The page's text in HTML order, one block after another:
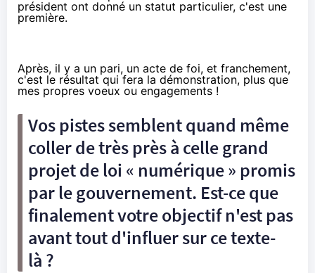
président ont donné un statut particulier, c'est une
première.
Après, il y a un pari, un acte de foi, et franchement,
c'est le résultat qui fera la démonstration, plus que
mes propres voeux ou engagements !
Vos pistes semblent quand même
coller de très près à celle grand
projet de loi « numérique » promis
par le gouvernement. Est-ce que
finalement votre objectif n'est pas
avant tout d'influer sur ce texte-
là ?